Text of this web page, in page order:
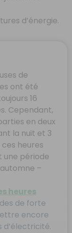
d’énergie.
de
ont été
16
Cependant,
en deux
la nuit et 3
ces heures
une période
–
heures
de forte
encore
d’électricité.